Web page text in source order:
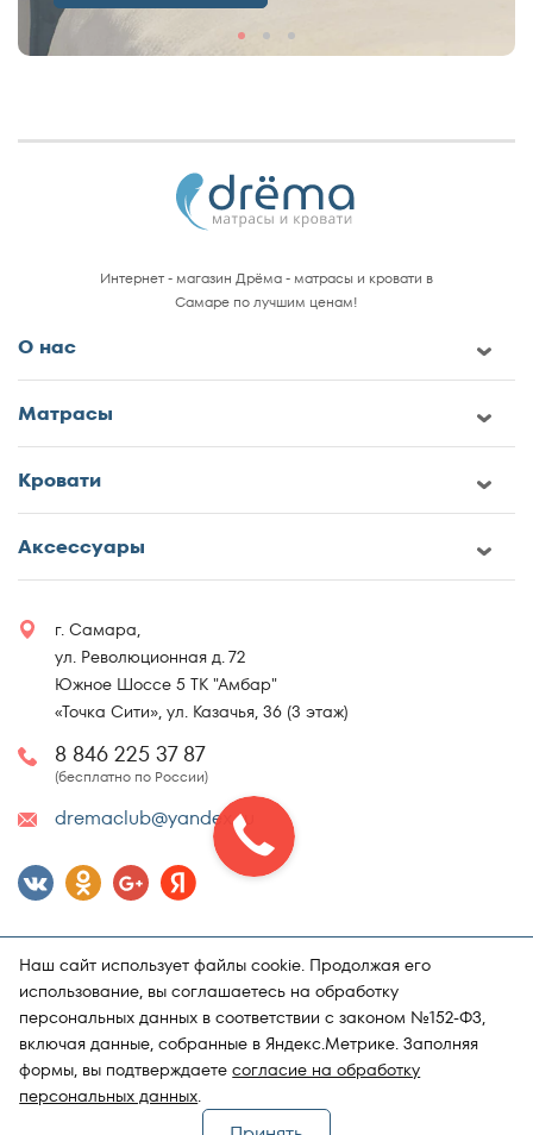
Интернет - магазин Дрёма - матрасы и кровати в
Самаре по лучшим ценам!
О нас
Матрасы
Кровати
Аксессуары
г. Самара,
ул. Революционная д. 72
Южное Шоссе 5 ТК "Амбар"
«Точка Сити», ул. Казачья, 36 (3 этаж)
8 846 225 37 87
(бесплатно по России)
dremaclub@yandex.ru
Магазин матрасов "DRёMA" Поддержка и продвижение сайта
Карта сайта Политика конфиденциальности
Наш сайт использует файлы cookie. Продолжая его
использование, вы соглашаетесь на обработку
персональных данных в соответствии с законом №152-ФЗ,
включая данные, собранные в Яндекс.Метрике. Заполняя
формы, вы подтверждаетесогласие на обработку
персональных данных.